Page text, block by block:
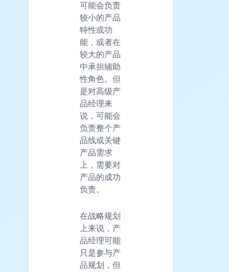
可能会负责
较小的产品
特性或功
能，或者在
较大的产品
中承担辅助
性角色。但
是对高级产
品经理来
说，可能会
负责整个产
品线或关键
产品需求
上，需要对
产品的成功
负责。
在战略规划
上来说，产
品经理可能
只是参与产
品规划，但